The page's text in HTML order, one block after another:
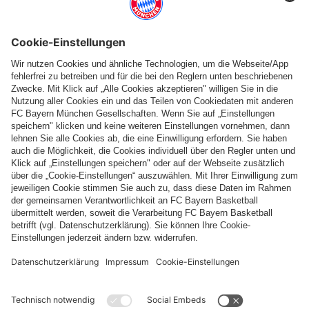
Folge uns
Zahlung & Lieferung
FC Bayern Store App